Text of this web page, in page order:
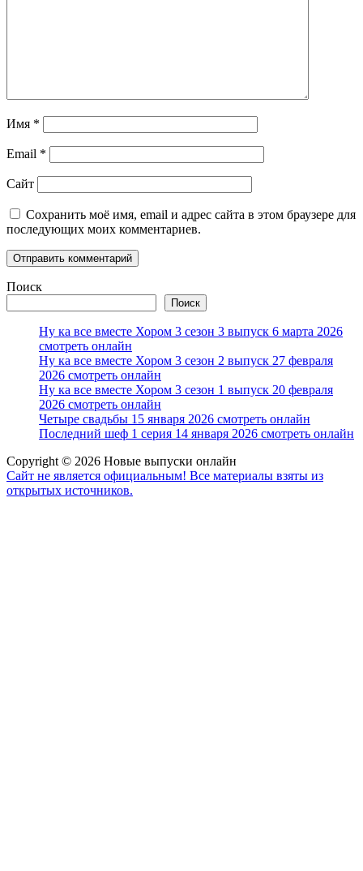
Имя *
Email *
Сайт
Сохранить моё имя, email и адрес сайта в этом браузере для
последующих моих комментариев.
Поиск
Поиск
Ну ка все вместе Хором 3 сезон 3 выпуск 6 марта 2026
смотреть онлайн
Ну ка все вместе Хором 3 сезон 2 выпуск 27 февраля
2026 смотреть онлайн
Ну ка все вместе Хором 3 сезон 1 выпуск 20 февраля
2026 смотреть онлайн
Четыре свадьбы 15 января 2026 смотреть онлайн
Последний шеф 1 серия 14 января 2026 смотреть онлайн
Copyright © 2026 Новые выпуски онлайн
Сайт не является официальным! Все материалы взяты из
открытых источников.